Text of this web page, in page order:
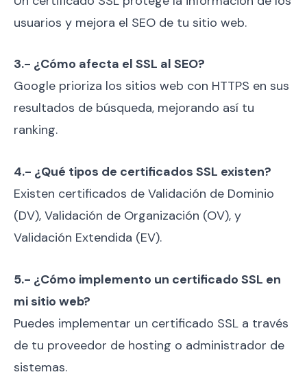
usuarios y mejora el SEO de tu sitio web.
3.- ¿Cómo afecta el SSL al SEO?
Google prioriza los sitios web con HTTPS en sus
resultados de búsqueda, mejorando así tu
ranking.
4.- ¿Qué tipos de certificados SSL existen?
Existen certificados de Validación de Dominio
(DV), Validación de Organización (OV), y
Validación Extendida (EV).
5.- ¿Cómo implemento un certificado SSL en
mi sitio web?
Puedes implementar un certificado SSL a través
de tu proveedor de hosting o administrador de
sistemas.